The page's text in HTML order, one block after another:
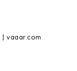
| vaaar.com